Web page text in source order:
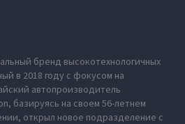
бренд высокотехнологичных
в 2018 году с фокусом на
автопроизводитель
базируясь на своем 56-летнем
открыл новое подразделение с